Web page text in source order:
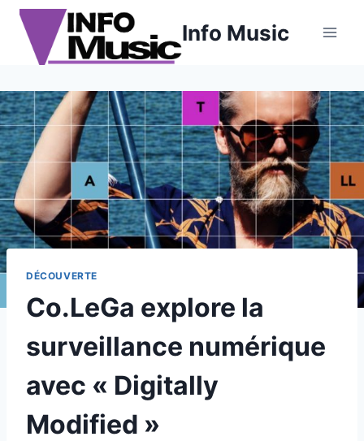
Aller
contenu
Info Music
DÉCOUVERTE
Co.LeGa explore la
surveillance numérique
avec « Digitally
Modified »